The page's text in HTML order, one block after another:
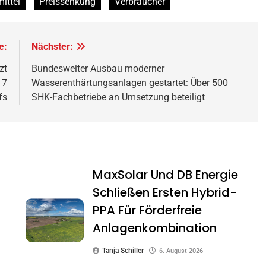
Nächster:
Bundesweiter Ausbau moderner
Wasserenthärtungsanlagen gestartet: Über 500
SHK-Fachbetriebe an Umsetzung beteiligt
MaxSolar Und DB Energie
Schließen Ersten Hybrid-
PPA Für Förderfreie
Anlagenkombination
Tanja Schiller 6. August 2026